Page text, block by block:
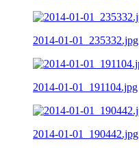
2014-01-01_235332.jpg
2014-01-01_191104.jpg
2014-01-01_190442.jpg